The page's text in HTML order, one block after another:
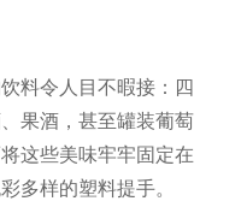
料令人目不暇接：四
果酒，甚至罐装葡萄
这些美味牢牢固定在
多样的塑料提手。